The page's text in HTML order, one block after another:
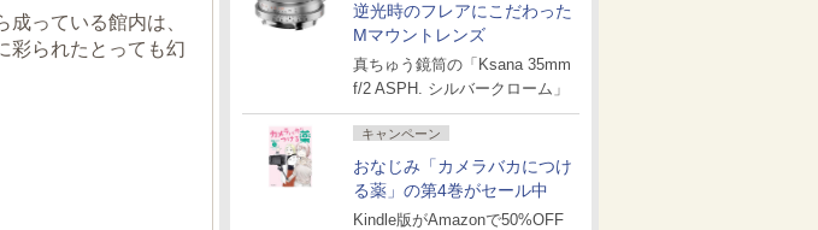
逆光時のフレアにこだわった
Mマウントレンズ
真ちゅう鏡筒の「Ksana 35mm
f/2 ASPH. シルバークローム」
キャンペーン
おなじみ「カメラバカにつけ
る薬」の第4巻がセール中
Kindle版がAmazonで50%OFF
っている館内は、
彩られたとっても幻